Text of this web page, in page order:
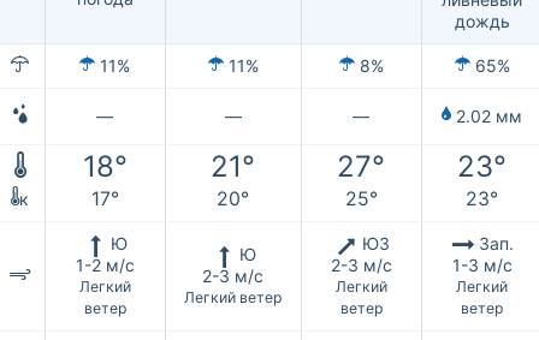
дождь
11% 11% 8% 65%
— — — 2.02 мм
18° 21° 27° 23°
к 17° 20° 25° 23°
Ю
1-2 м/с
Легкий
ветер
Ю
2-3 м/с
Легкий ветер
ЮЗ
2-3 м/с
Легкий
ветер
Зап.
1-3 м/с
Легкий
ветер